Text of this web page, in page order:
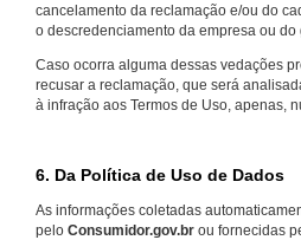
cancelamento da reclamação e/ou do
o descredenciamento da empresa ou do
Caso ocorra alguma dessas vedações
recusar a reclamação, que será
à infração aos Termos de Uso, apenas,
6. Da Política de Uso de Dados
As informações coletadas
pelo Consumidor.gov.br ou fornecidas